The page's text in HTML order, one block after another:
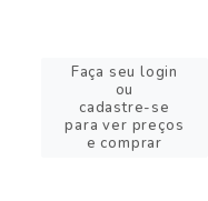
Faça seu login
ou
cadastre-se
para ver preços
e comprar